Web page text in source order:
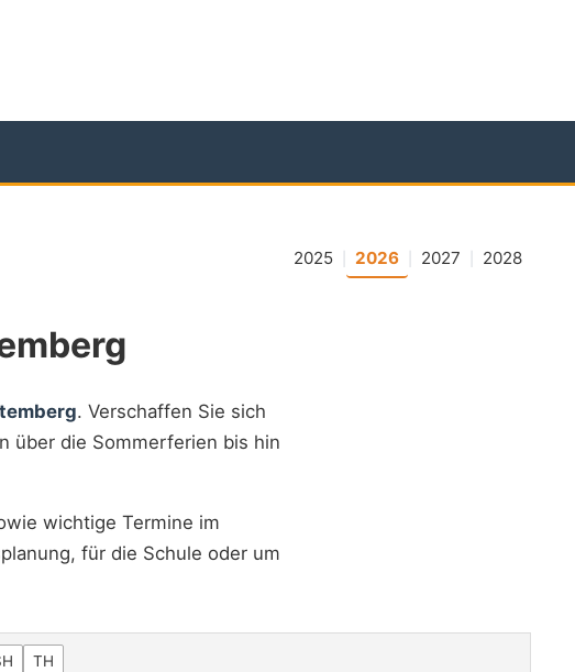
2025 2026 2027 2028
. Verschaffen Sie sich
über die Sommerferien bis hin
wichtige Termine im
für die Schule oder um
TH